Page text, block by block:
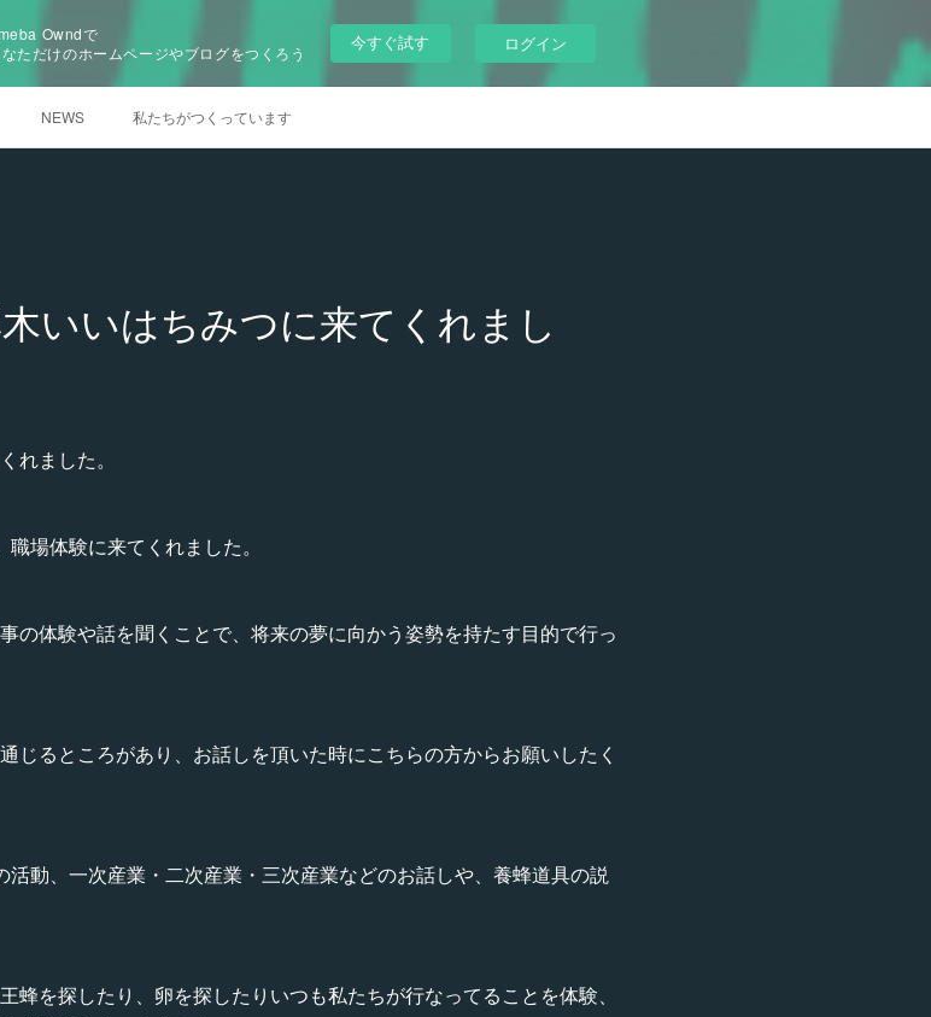
Owndで
ただけのホームページやブログをつくろう
今すぐ試す ログイン
NEWS 私たちがつくっています
いいはちみつに来てくれまし
れました。
場体験に来てくれました。
の体験や話を聞くことで、将来の夢に向かう姿勢を持たす目的で行っ
じるところがあり、お話しを頂いた時にこちらの方からお願いしたく
動、一次産業・二次産業・三次産業などのお話しや、養蜂道具の説
蜂を探したり、卵を探したりいつも私たちが行なってることを体験、